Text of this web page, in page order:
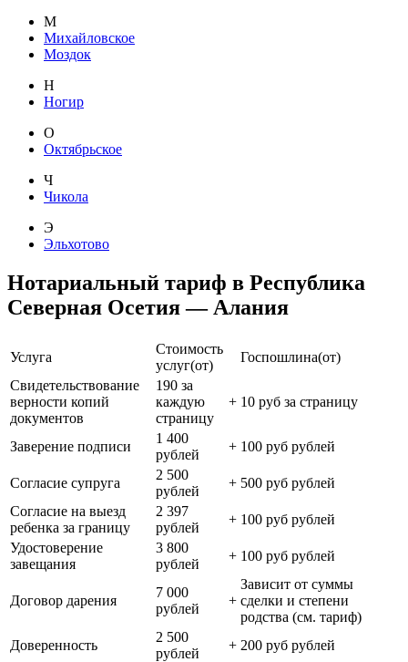
М
Михайловское
Моздок
Н
Ногир
О
Октябрьское
Ч
Чикола
Э
Эльхотово
Нотариальный тариф в Республика
Северная Осетия — Алания
Услуга
Стоимость
услуг(от)
Госпошлина(от)
Свидетельствование
верности копий
документов
190 за
каждую
страницу
+ 10 руб за страницу
Заверение подписи
1 400
рублей
+ 100 руб рублей
Согласие супруга
2 500
рублей
+ 500 руб рублей
Согласие на выезд
ребенка за границу
2 397
рублей
+ 100 руб рублей
Удостоверение
завещания
3 800
рублей
+ 100 руб рублей
Договор дарения
7 000
рублей
+
Зависит от суммы
сделки и степени
родства (см. тариф)
Доверенность
2 500
рублей
+ 200 руб рублей